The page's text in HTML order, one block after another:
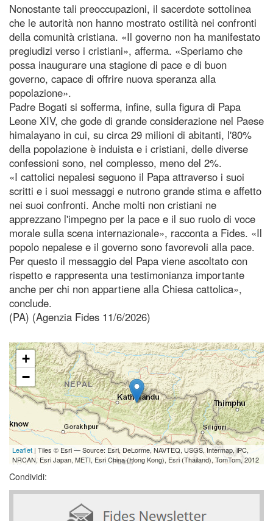
Nonostante tali preoccupazioni, il sacerdote sottolinea
che le autorità non hanno mostrato ostilità nei confronti
della comunità cristiana. «Il governo non ha manifestato
pregiudizi verso i cristiani», afferma. «Speriamo che
possa inaugurare una stagione di pace e di buon
governo, capace di offrire nuova speranza alla
popolazione».
Padre Bogati si sofferma, infine, sulla figura di Papa
Leone XIV, che gode di grande considerazione nel Paese
himalayano in cui, su circa 29 milioni di abitanti, l'80%
della popolazione è induista e i cristiani, delle diverse
confessioni sono, nel complesso, meno del 2%.
«I cattolici nepalesi seguono il Papa attraverso i suoi
scritti e i suoi messaggi e nutrono grande stima e affetto
nei suoi confronti. Anche molti non cristiani ne
apprezzano l'impegno per la pace e il suo ruolo di voce
morale sulla scena internazionale», racconta a Fides. «Il
popolo nepalese e il governo sono favorevoli alla pace.
Per questo il messaggio del Papa viene ascoltato con
rispetto e rappresenta una testimonianza importante
anche per chi non appartiene alla Chiesa cattolica»,
conclude.
(PA) (Agenzia Fides 11/6/2026)
+
−
Leaflet | Tiles © Esri — Source: Esri, DeLorme, NAVTEQ, USGS, Intermap, iPC,
NRCAN, Esri Japan, METI, Esri China (Hong Kong), Esri (Thailand), TomTom, 2012
Condividi: